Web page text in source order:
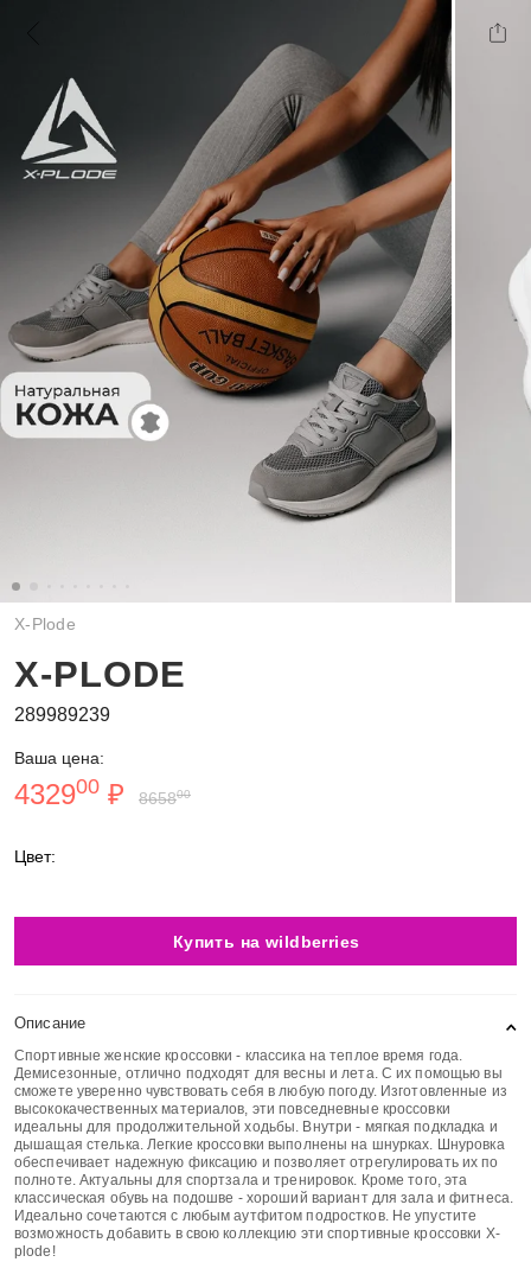
X-Plode
X-PLODE
289989239
Ваша цена:
432900 ₽ 865800
Цвет:
Купить на wildberries
Описание
Спортивные женские кроссовки - классика на теплое время года.
Демисезонные, отлично подходят для весны и лета. С их помощью вы
сможете уверенно чувствовать себя в любую погоду. Изготовленные из
высококачественных материалов, эти повседневные кроссовки
идеальны для продолжительной ходьбы. Внутри - мягкая подкладка и
дышащая стелька. Легкие кроссовки выполнены на шнурках. Шнуровка
обеспечивает надежную фиксацию и позволяет отрегулировать их по
полноте. Актуальны для спортзала и тренировок. Кроме того, эта
классическая обувь на подошве - хороший вариант для зала и фитнеса.
Идеально сочетаются с любым аутфитом подростков. Не упустите
возможность добавить в свою коллекцию эти спортивные кроссовки X-
plode!